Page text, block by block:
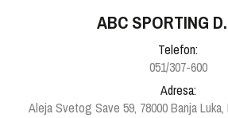
ABC SPORTING
Telefon:
051/307-600
Adresa:
Aleja Svetog Save 59, 78000 Banja